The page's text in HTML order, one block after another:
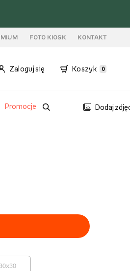
FOTO KIOSK KONTAKT
Zaloguj się Koszyk 0
Promocje Dodaj